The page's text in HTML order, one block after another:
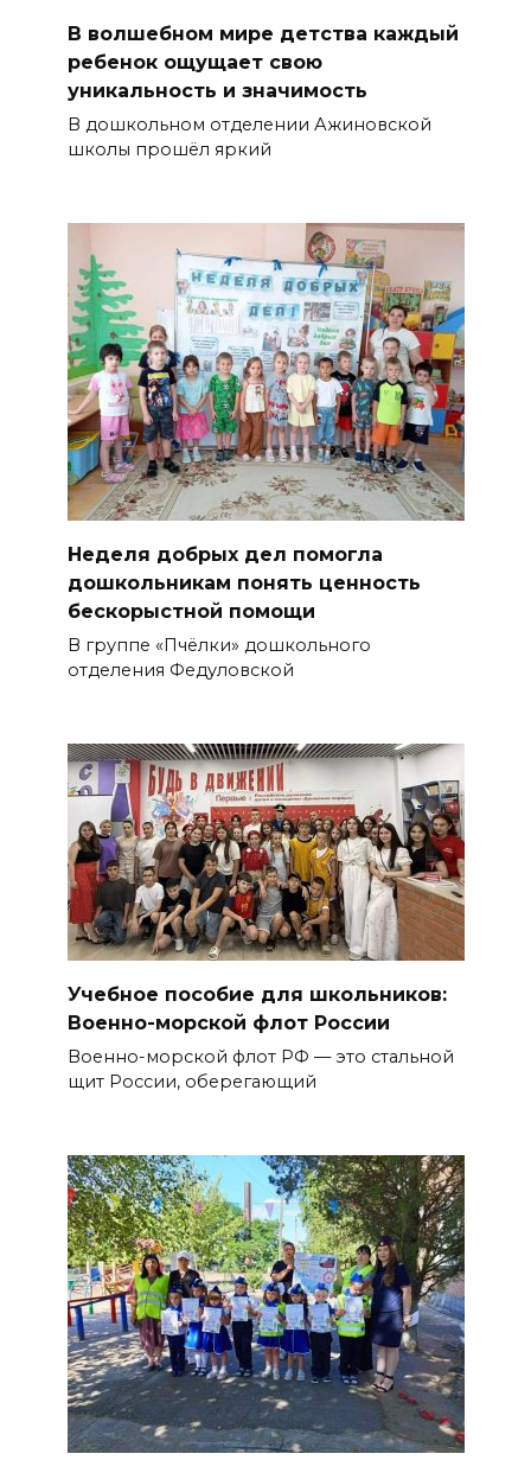
В волшебном мире детства каждый
ребенок ощущает свою
уникальность и значимость
В дошкольном отделении Ажиновской
школы прошёл яркий
Неделя добрых дел помогла
дошкольникам понять ценность
бескорыстной помощи
В группе «Пчёлки» дошкольного
отделения Федуловской
Учебное пособие для школьников:
Военно-морской флот России
Военно-морской флот РФ — это стальной
щит России, оберегающий